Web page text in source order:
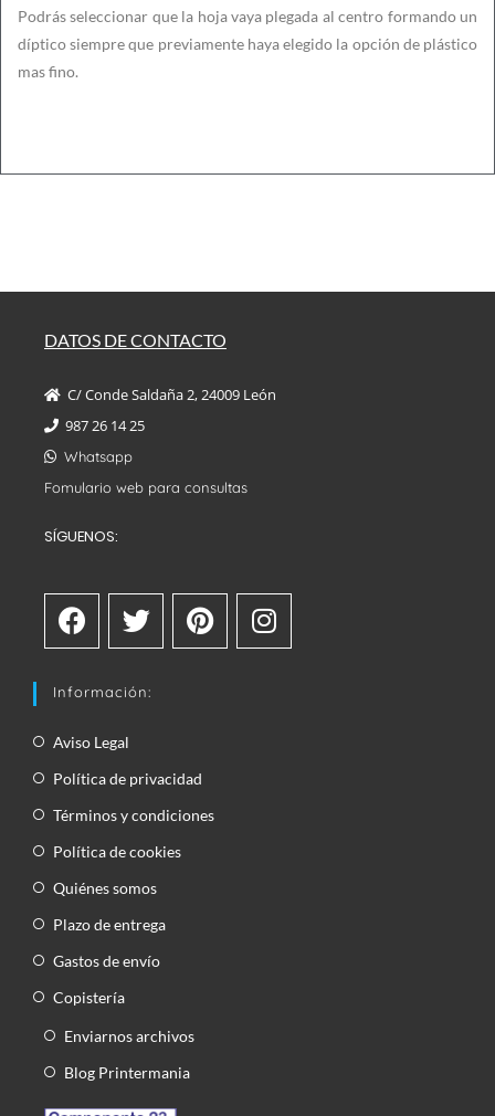
Podrás seleccionar que la hoja vaya plegada al centro formando un
díptico siempre que previamente haya elegido la opción de plástico
mas fino.
DATOS DE CONTACTO
C/ Conde Saldaña 2, 24009 León
987 26 14 25
Whatsapp
Fomulario web para consultas
SÍGUENOS:
Información:
Aviso Legal
Política de privacidad
Términos y condiciones
Política de cookies
Quiénes somos
Plazo de entrega
Gastos de envío
Copistería
Enviarnos archivos
Blog Printermania